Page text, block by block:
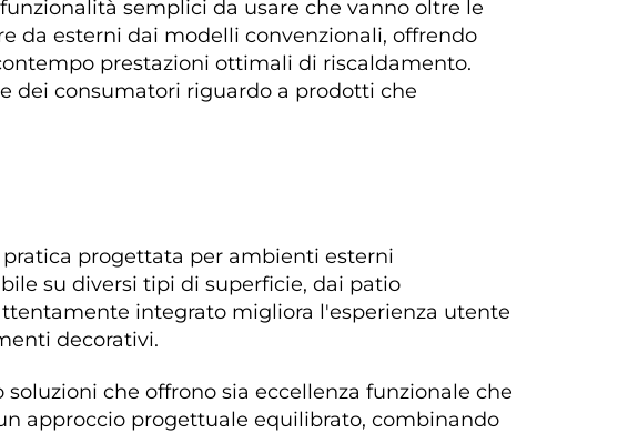
semplici da usare che vanno oltre le
da esterni dai modelli convenzionali, offrendo
prestazioni ottimali di riscaldamento.
dei consumatori riguardo a prodotti che
pratica progettata per ambienti esterni
su diversi tipi di superficie, dai patio
integrato migliora l'esperienza utente
decorativi.
che offrono sia eccellenza funzionale che
approccio progettuale equilibrato, combinando